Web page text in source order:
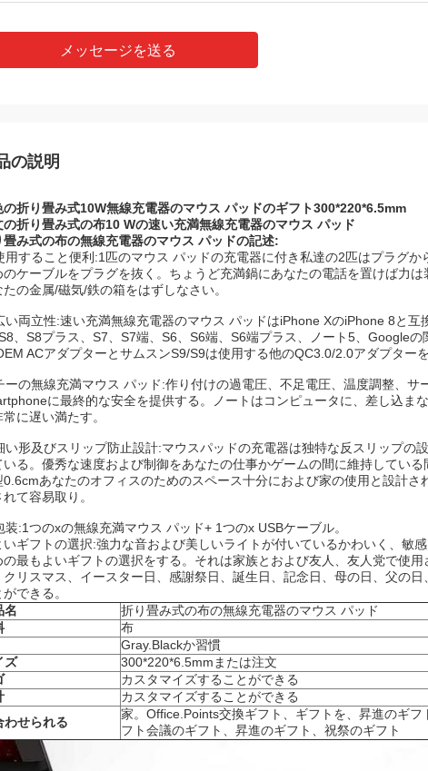
メッセージを送る
の説明
の折り畳み式10W無線充電器のマウス パッドのギフト300*220*6.5mm
の折り畳み式の布10 Wの速い充満無線充電器のマウス パッド
畳み式の布の無線充電器のマウス パッドの記述:
用すること便利:1匹のマウス パッドの充電器に付き私達の2匹はプラグ
のケーブルをプラグを抜く。ちょうど充満鍋にあなたの電話を置けば力
たの金属/磁気/鉄の箱をはずしなさい。
い両立性:速い充満無線充電器のマウス パッドはiPhone XのiPhone 8と
、S8プラス、S7、S7端、S6、S6端、S6端プラス、ノート5、Google
ACアダプターとサムスンS9/S9は使用する他のQC3.0/2.0アダプター
ーの無線充満マウス パッド:作り付けの過電圧、不足電圧、温度調整、
に最終的な安全を提供する。ノートはコンピュータに、差し込ま
に遅い満たす。
い形及びスリップ防止設計:マウスパッドの充電器は独特な反スリップの
いる。優秀な速度および制御をあなたの仕事かゲームの間に維持してい
0.6cmあなたのオフィスのためのスペース十分におよび家の使用と設計
て容易取り。
装:1つのxの無線充満マウス パッド+ 1つのx USBケーブル。
いギフトの選択:強力な音および美しいライトが付いているかわいく、敏
の最もよいギフトの選択をする。それは家族とおよび友人、友人党で使
クリスマス、イースター日、感謝祭日、誕生日、記念日、母の日、父の
できる。
名
折り畳み式の布の無線充電器のマウス パッド
布
Gray.Blackか習慣
ズ
300*220*6.5mmまたは注文
カスタマイズすることができる
カスタマイズすることができる
わせられる
家。Office.Points交換ギフト、ギフトを、昇進のギ
フト会議のギフト、昇進のギフト、祝祭のギフト